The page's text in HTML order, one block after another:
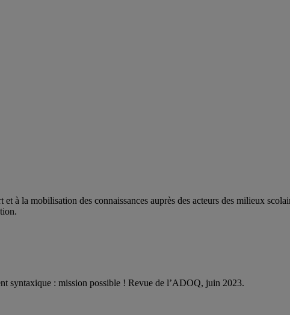
à la mobilisation des connaissances auprès des acteurs des milieux
syntaxique : mission possible ! Revue de l’ADOQ, juin 2023.